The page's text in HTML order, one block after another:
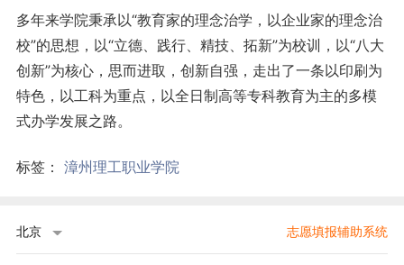
多年来学院秉承以“教育家的理念治学，以企业家的理念治
校”的思想，以“立德、践行、精技、拓新”为校训，以“八大
创新”为核心，思而进取，创新自强，走出了一条以印刷为
特色，以工科为重点，以全日制高等专科教育为主的多模
式办学发展之路。
标签： 漳州理工职业学院
北京 志愿填报辅助系统